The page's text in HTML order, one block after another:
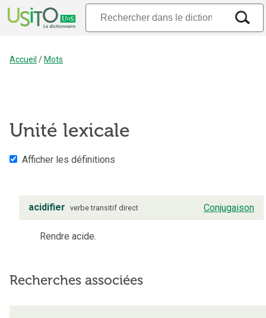
Accueil / Mots
Unité lexicale
Afficher les définitions
acidifier verbe transitif direct Conjugaison
Rendre acide.
Recherches associées